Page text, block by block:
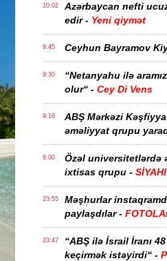
10:02
Azərbaycan nefti
edir - Yeni qiymət
9:45 Ceyhun Bayramov
9:30
“Netanyahu ilə
olur“ - Cey Di Vens
9:16
ABŞ Mərkəzi
əməliyyat qrupu
9:00
Özəl universitetlərdə
ixtisas qrupu - SİYAHI
23:55
Məşhurlar
paylaşdılar -
23:47
“ABŞ ilə İsrail İranı
keçirmək istəyirdi“ -